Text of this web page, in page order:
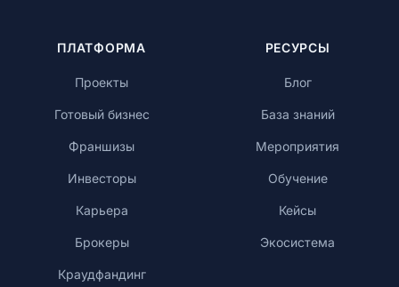
ПЛАТФОРМА
Проекты
Готовый бизнес
Франшизы
Инвесторы
Карьера
Брокеры
Краудфандинг
РЕСУРСЫ
Блог
База знаний
Мероприятия
Обучение
Кейсы
Экосистема